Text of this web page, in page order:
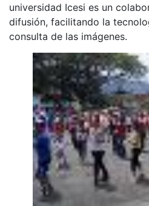
universidad Icesi es un
difusión, facilitando la
consulta de las imágenes.